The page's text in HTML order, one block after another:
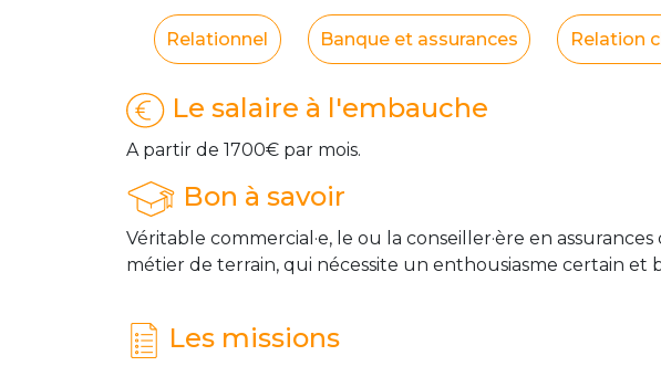
Relationnel Banque et assurances Relation
Le salaire à l'embauche
A partir de 1700€ par mois.
Bon à savoir
Véritable commercial·e, le ou la conseiller·ère en
métier de terrain, qui nécessite un enthousiasme certain et
Les missions